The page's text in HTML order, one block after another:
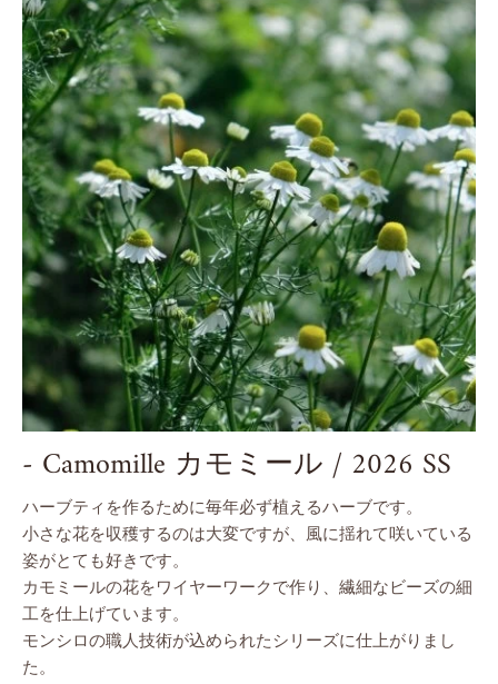
- Camomille カモミール / 2026 SS
ハーブティを作るために毎年必ず植えるハーブです。
小さな花を収穫するのは大変ですが、風に揺れて咲いている
姿がとても好きです。
カモミールの花をワイヤーワークで作り、繊細なビーズの細
工を仕上げています。
モンシロの職人技術が込められたシリーズに仕上がりまし
た。